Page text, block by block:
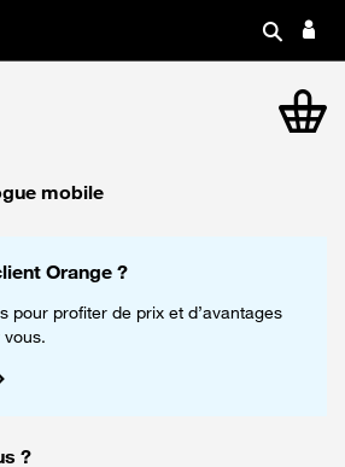
mobile
Orange ?
pour profiter de prix et d’avantages
parmi les choix suivants
?